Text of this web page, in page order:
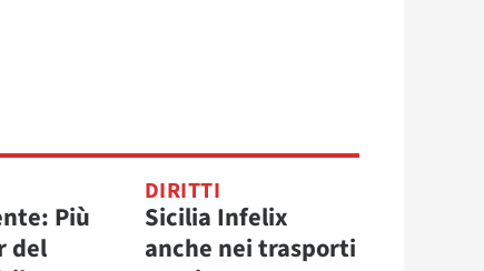
Più
del
DIRITTI
Sicilia Infelix
anche nei trasporti